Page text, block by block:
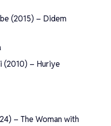
(2015) – Didem
(2010) – Huriye
– The Woman with